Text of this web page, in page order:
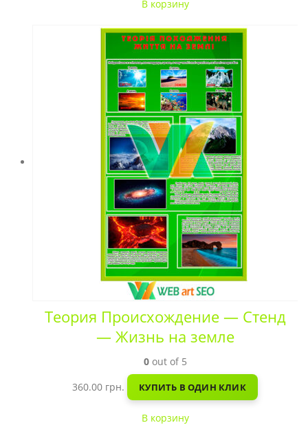
В корзину
Теория Происхождение — Стенд
— Жизнь на земле
0out of 5
360.00 грн. КУПИТЬ В ОДИН КЛИК
В корзину